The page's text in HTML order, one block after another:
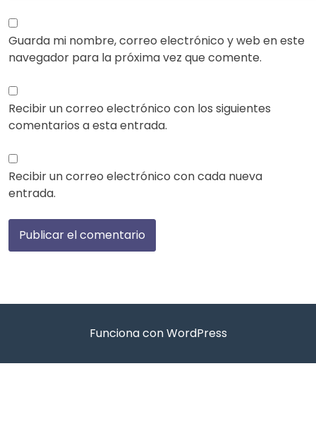
Guarda mi nombre, correo electrónico y web en este
navegador para la próxima vez que comente.
Recibir un correo electrónico con los siguientes
comentarios a esta entrada.
Recibir un correo electrónico con cada nueva
entrada.
Funciona con WordPress